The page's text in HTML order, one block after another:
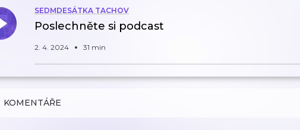
SEDMDESÁTKA TACHOV
Poslechněte si podcast
2. 4. 2024 31 min
KOMENTÁŘE